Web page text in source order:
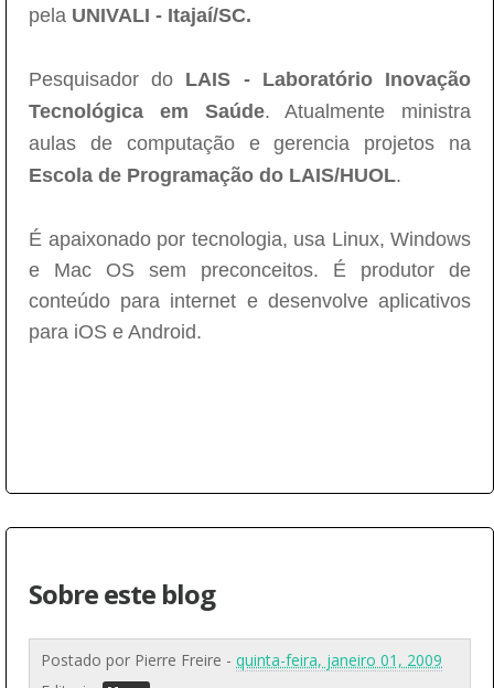
pela UNIVALI - Itajaí/SC.
Pesquisador do LAIS - Laboratório Inovação
Tecnológica em Saúde. Atualmente ministra
aulas de computação e gerencia projetos na
Escola de Programação do LAIS/HUOL.
É apaixonado por tecnologia, usa Linux, Windows
e Mac OS sem preconceitos. É produtor de
conteúdo para internet e desenvolve aplicativos
para iOS e Android.
Sobre este blog
Postado por Pierre Freire - quinta-feira, janeiro 01, 2009